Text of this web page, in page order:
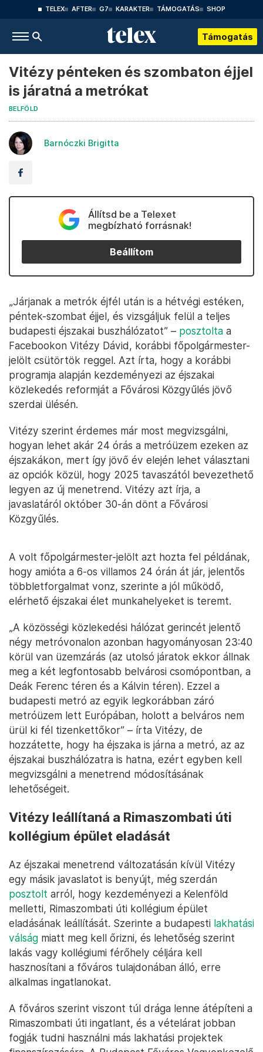
TELEX AFTER G7 KARAKTER TÁMOGATÁS SHOP
Támogatás
Vitézy pénteken és szombaton éjjel
is járatná a metrókat
BELFÖLD
Barnóczki Brigitta
Állítsd be a Telexet
megbízható forrásnak!
Beállítom
„Járjanak a metrók éjfél után is a hétvégi estéken,
péntek-szombat éjjel, és vizsgáljuk felül a teljes
budapesti éjszakai buszhálózatot” – posztolta a
Facebookon Vitézy Dávid, korábbi főpolgármester-
jelölt csütörtök reggel. Azt írta, hogy a korábbi
programja alapján kezdeményezi az éjszakai
közlekedés reformját a Fővárosi Közgyűlés jövő
szerdai ülésén.
Vitézy szerint érdemes már most megvizsgálni,
hogyan lehet akár 24 órás a metróüzem ezeken az
éjszakákon, mert így jövő év elején lehet választani
az opciók közül, hogy 2025 tavaszától bevezethető
legyen az új menetrend. Vitézy azt írja, a
javaslatáról október 30-án dönt a Fővárosi
Közgyűlés.
A volt főpolgármester-jelölt azt hozta fel példának,
hogy amióta a 6-os villamos 24 órán át jár, jelentős
többletforgalmat vonz, szerinte a jól működő,
elérhető éjszakai élet munkahelyeket is teremt.
„A közösségi közlekedési hálózat gerincét jelentő
négy metróvonalon azonban hagyományosan 23:40
körül van üzemzárás (az utolsó járatok ekkor állnak
meg a két legfontosabb belvárosi csomópontban, a
Deák Ferenc téren és a Kálvin téren). Ezzel a
budapesti metró az egyik legkorábban záró
metróüzem lett Európában, holott a belváros nem
ürül ki fél tizenkettőkor” – írta Vitézy, de
hozzátette, hogy ha éjszaka is járna a metró, az az
éjszakai buszhálózatra is hatna, ezért egyben kell
megvizsgálni a menetrend módosításának
lehetőségeit.
Vitézy leállítaná a Rimaszombati úti
kollégium épület eladását
Az éjszakai menetrend változatásán kívül Vitézy
egy másik javaslatot is benyújt, még szerdán
posztolt arról, hogy kezdeményezi a Kelenföld
melletti, Rimaszombati úti kollégium épület
eladásának leállítását. Szerinte a budapesti lakhatási
válság miatt meg kell őrizni, és lehetőség szerint
lakás vagy kollégiumi férőhely céljára kell
hasznosítani a főváros tulajdonában álló, erre
alkalmas ingatlanokat.
A főváros szerint viszont túl drága lenne átépíteni a
Rimaszombati úti ingatlant, és a vételárat jobban
fogják tudni használni más lakhatási projektek